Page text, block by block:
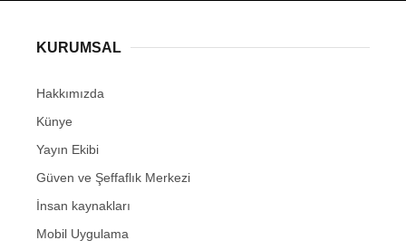
KURUMSAL
Hakkımızda
Künye
Yayın Ekibi
Güven ve Şeffaflık Merkezi
İnsan kaynakları
Mobil Uygulama